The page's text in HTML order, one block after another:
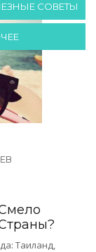
СОВЕТЫ
Таиланд,